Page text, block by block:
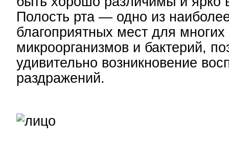
Полость рта — одно из
благоприятных мест для многих
микроорганизмов и бактерий,
удивительно возникновение
раздражений.